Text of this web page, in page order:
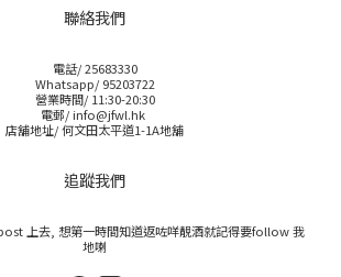
聯絡我們
電話/ 25683330
Whatsapp/ 95203722
營業時間/ 11:30-20:30
電郵/ info@jfwl.hk
店舖地址/ 何文田太平道1-1A地舖
追蹤我們
上去, 想第一時間知道返咗咩靚酒就記得要follow 我
地喇